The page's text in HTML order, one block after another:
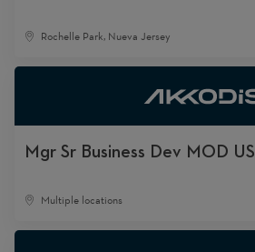
Rochelle Park, Nueva Jersey
Mgr Sr Business Dev MOD US
Multiple locations